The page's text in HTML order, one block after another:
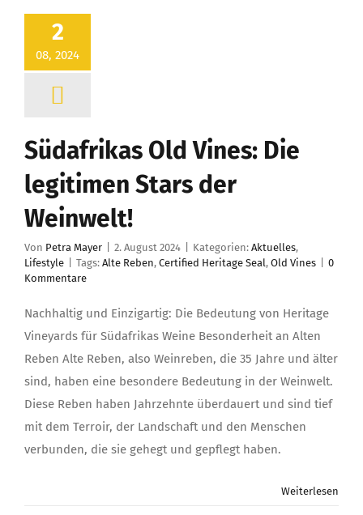
2
08, 2024
Südafrikas Old Vines: Die
legitimen Stars der
Weinwelt!
Von Petra Mayer 2. August 2024 Kategorien: Aktuelles,
Lifestyle
Tags: Alte Reben, Certified Heritage Seal, Old Vines
0
Kommentare
Nachhaltig und Einzigartig: Die Bedeutung von Heritage
Vineyards für Südafrikas Weine Besonderheit an Alten
Reben Alte Reben, also Weinreben, die 35 Jahre und älter
sind, haben eine besondere Bedeutung in der Weinwelt.
Diese Reben haben Jahrzehnte überdauert und sind tief
mit dem Terroir, der Landschaft und den Menschen
verbunden, die sie gehegt und gepflegt haben.
Weiterlesen